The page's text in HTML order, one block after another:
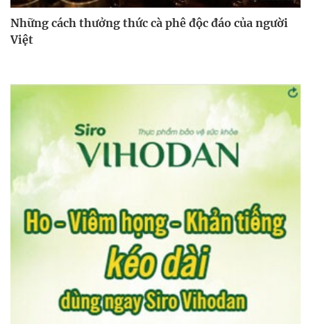
Những cách thưởng thức cà phê độc đáo của người
Việt